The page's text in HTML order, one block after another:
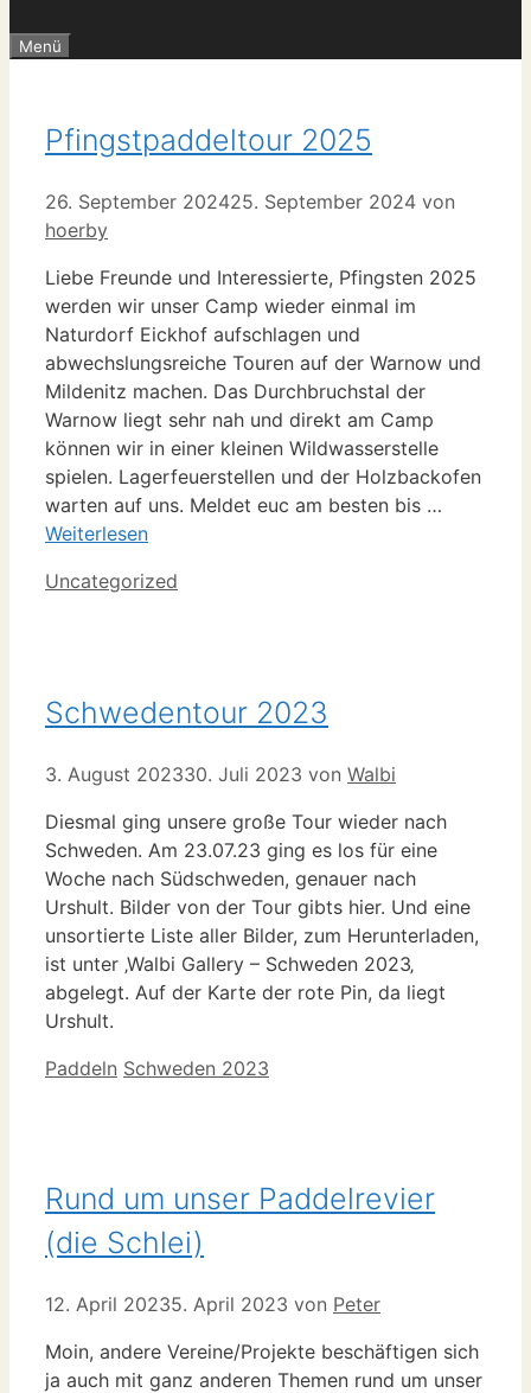
Menü
Pfingstpaddeltour 2025
26. September 202425. September 2024 von
hoerby
Liebe Freunde und Interessierte, Pfingsten 2025
werden wir unser Camp wieder einmal im
Naturdorf Eickhof aufschlagen und
abwechslungsreiche Touren auf der Warnow und
Mildenitz machen. Das Durchbruchstal der
Warnow liegt sehr nah und direkt am Camp
können wir in einer kleinen Wildwasserstelle
spielen. Lagerfeuerstellen und der Holzbackofen
warten auf uns. Meldet euc am besten bis …
Weiterlesen
Kategorien
Uncategorized
Schwedentour 2023
3. August 202330. Juli 2023 von Walbi
Diesmal ging unsere große Tour wieder nach
Schweden. Am 23.07.23 ging es los für eine
Woche nach Südschweden, genauer nach
Urshult. Bilder von der Tour gibts hier. Und eine
unsortierte Liste aller Bilder, zum Herunterladen,
ist unter ‚Walbi Gallery – Schweden 2023‚
abgelegt. Auf der Karte der rote Pin, da liegt
Urshult.
Kategorien
Paddeln Schlagwörter
Schweden 2023
Rund um unser Paddelrevier
(die Schlei)
12. April 20235. April 2023 von Peter
Moin, andere Vereine/Projekte beschäftigen sich
ja auch mit ganz anderen Themen rund um unser